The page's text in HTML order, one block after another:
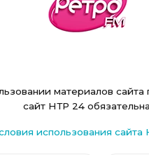
материалов сайта
сайт НТР 24
использования сайта